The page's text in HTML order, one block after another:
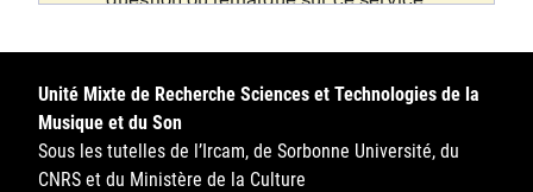
Unité Mixte de Recherche Sciences et Technologies de la
Musique et du Son
Sous les tutelles de l’Ircam, de Sorbonne Université, du
CNRS et du Ministère de la Culture